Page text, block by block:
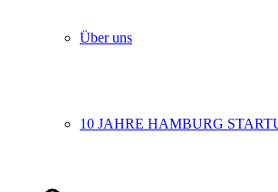
Über uns
10 JAHRE HAMBURG